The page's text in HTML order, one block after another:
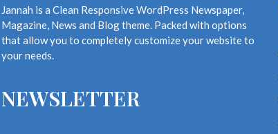
Jannah is a Clean Responsive WordPress Newspaper,
Magazine, News and Blog theme. Packed with options
that allow you to completely customize your website to
your needs.
NEWSLETTER